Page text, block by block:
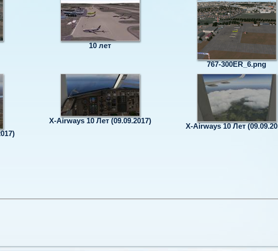
10 лет
767-300ER_6.png
X-Airways 10 Лет (09.09.2017)
X-Airways 10 Лет